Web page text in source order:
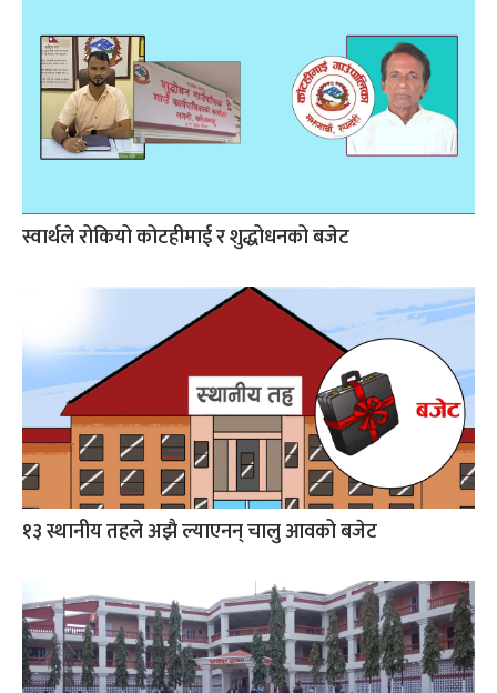
स्वार्थले रोकियो कोटहीमाई र शुद्धोधनको बजेट
१३ स्थानीय तहले अझै ल्याएनन् चालु आवको बजेट